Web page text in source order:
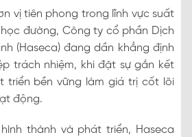
vị tiên phong trong lĩnh vực suất
đường, Công ty cổ phần Dịch
(Haseca) đang dần khẳng định
trách nhiệm, khi đặt sự gắn kết
triển bền vững làm giá trị cốt lõi
động.
thành và phát triển, Haseca